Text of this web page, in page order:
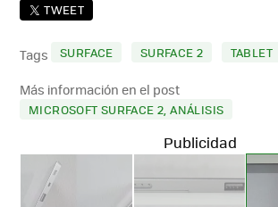
TWEET
Tags SURFACE SURFACE 2 TABLET
Más información en el post
MICROSOFT SURFACE 2, ANÁLISIS